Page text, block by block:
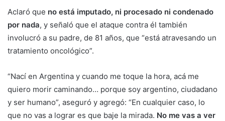
Aclaró que no está imputado, ni procesado ni condenado
por nada, y señaló que el ataque contra él también
involucró a su padre, de 81 años, que “está atravesando un
tratamiento oncológico”.
“Nací en Argentina y cuando me toque la hora, acá me
quiero morir caminando… porque soy argentino, ciudadano
y ser humano”, aseguró y agregó: “En cualquier caso, lo
que no vas a lograr es que baje la mirada. No me vas a ver